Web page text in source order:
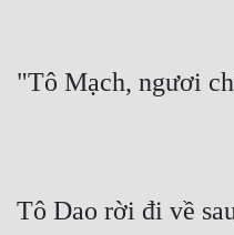
"Tô Mạch, ngươi
Tô Dao rời đi về